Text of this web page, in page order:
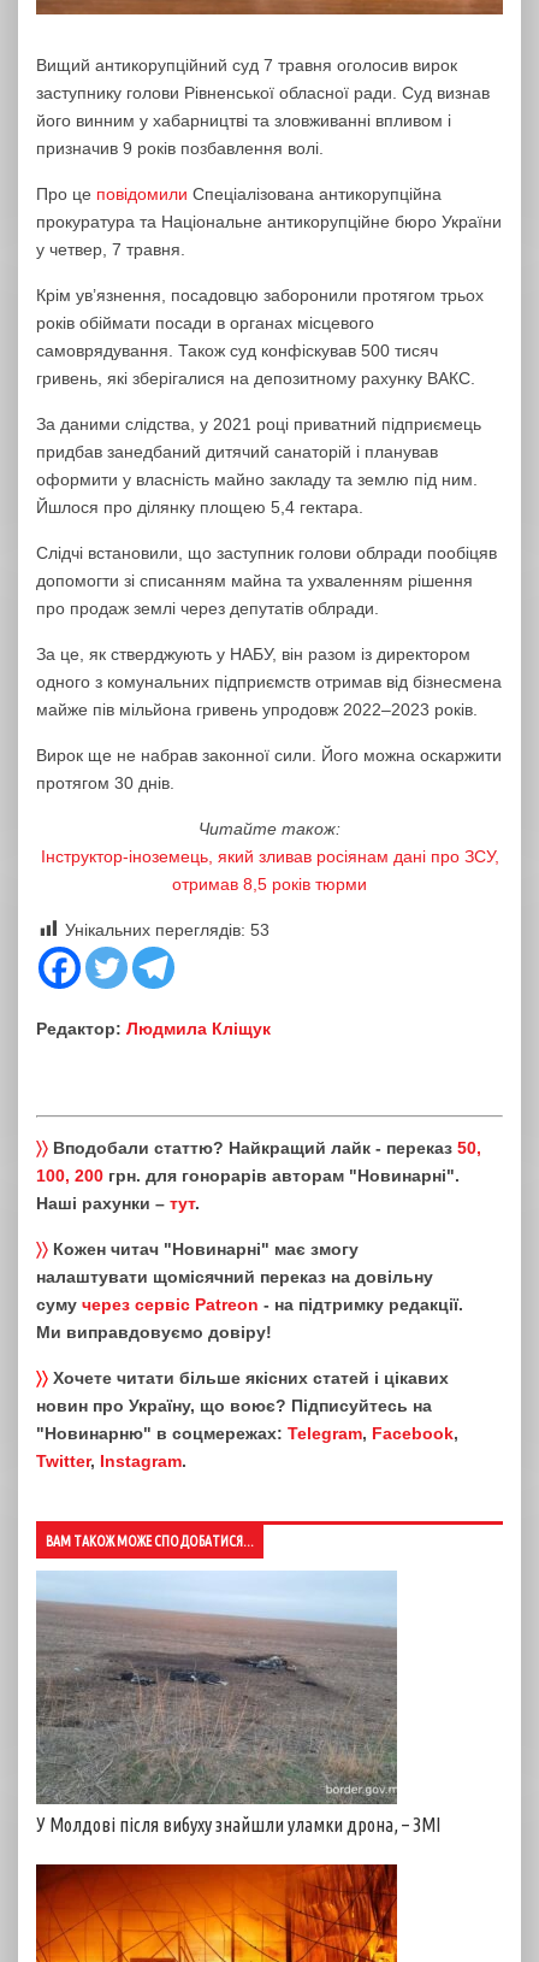
Вищий антикорупційний суд 7 травня оголосив вирок
заступнику голови Рівненської обласної ради. Суд визнав
його винним у хабарництві та зловживанні впливом і
призначив 9 років позбавлення волі.
Про це повідомили Спеціалізована антикорупційна
прокуратура та Національне антикорупційне бюро України
у четвер, 7 травня.
Крім ув’язнення, посадовцю заборонили протягом трьох
років обіймати посади в органах місцевого
самоврядування. Також суд конфіскував 500 тисяч
гривень, які зберігалися на депозитному рахунку ВАКС.
За даними слідства, у 2021 році приватний підприємець
придбав занедбаний дитячий санаторій і планував
оформити у власність майно закладу та землю під ним.
Йшлося про ділянку площею 5,4 гектара.
Слідчі встановили, що заступник голови облради пообіцяв
допомогти зі списанням майна та ухваленням рішення
про продаж землі через депутатів облради.
За це, як стверджують у НАБУ, він разом із директором
одного з комунальних підприємств отримав від бізнесмена
майже пів мільйона гривень упродовж 2022–2023 років.
Вирок ще не набрав законної сили. Його можна оскаржити
протягом 30 днів.
Читайте також:
Інструктор-іноземець, який зливав росіянам дані про ЗСУ,
отримав 8,5 років тюрми
Унікальних переглядів: 53
Редактор: Людмила Кліщук
〉〉 Вподобали статтю? Найкращий лайк - переказ 50,
100, 200 грн. для гонорарів авторам "Новинарні".
Наші рахунки – тут.
〉〉 Кожен читач "Новинарні" має змогу
налаштувати щомісячний переказ на довільну
суму через сервіс Patreon - на підтримку редакції.
Ми виправдовуємо довіру!
〉〉 Хочете читати більше якісних статей і цікавих
новин про Україну, що воює? Підписуйтесь на
"Новинарню" в соцмережах: Telegram, Facebook,
Twitter, Instagram.
ВАМ ТАКОЖ МОЖЕ СПОДОБАТИСЯ...
У Молдові після вибуху знайшли уламки дрона, – ЗМІ